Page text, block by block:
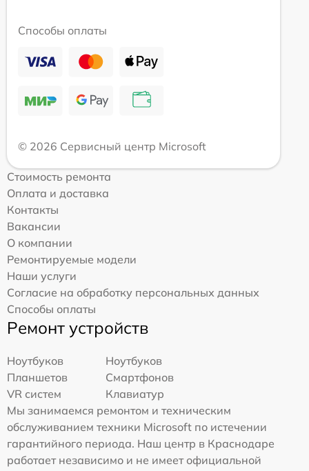
Способы оплаты
© 2026 Сервисный центр Microsoft
Стоимость ремонта
Оплата и доставка
Контакты
Вакансии
О компании
Ремонтируемые модели
Наши услуги
Согласие на обработку персональных данных
Способы оплаты
Ремонт устройств
Ноутбуков
Ноутбуков
Планшетов
Смартфонов
VR систем
Клавиатур
Мы занимаемся ремонтом и техническим
обслуживанием техники Microsoft по истечении
гарантийного периода. Наш центр в Краснодаре
работает независимо и не имеет официальной